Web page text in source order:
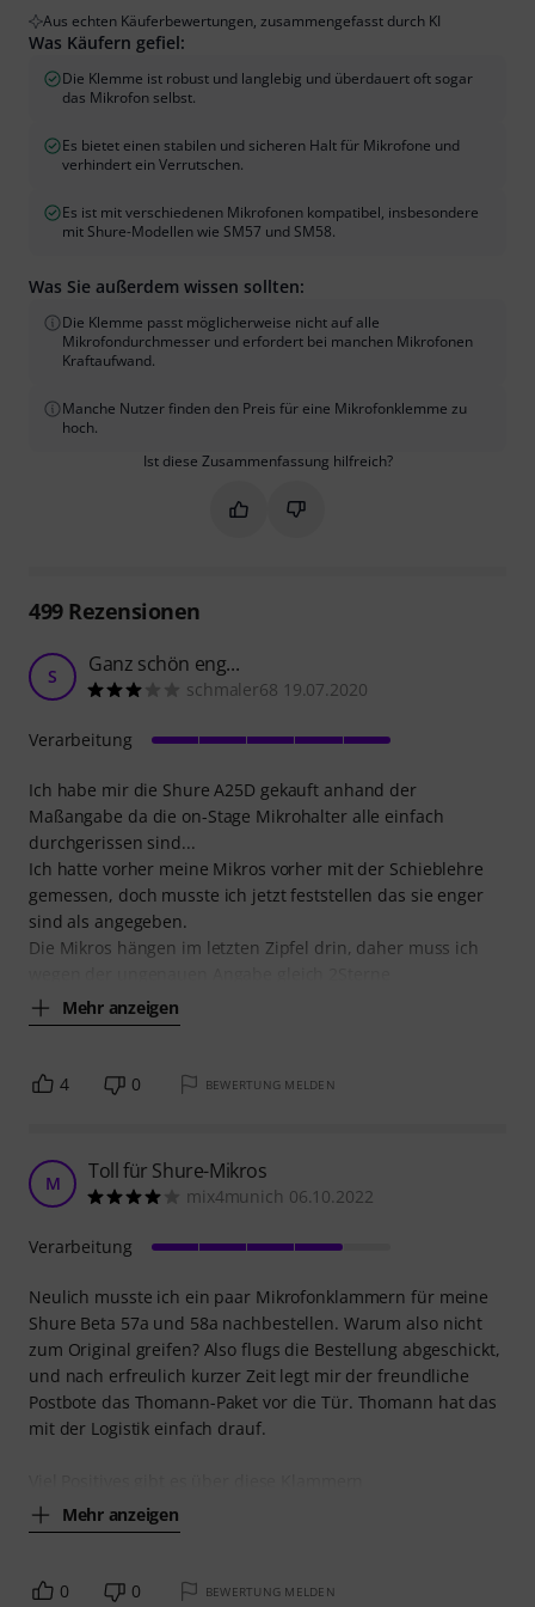
Aus echten Käuferbewertungen, zusammengefasst durch KI
Was Käufern gefiel:
Die Klemme ist robust und langlebig und überdauert oft sogar
das Mikrofon selbst.
Es bietet einen stabilen und sicheren Halt für Mikrofone und
verhindert ein Verrutschen.
Es ist mit verschiedenen Mikrofonen kompatibel, insbesondere
mit Shure-Modellen wie SM57 und SM58.
Was Sie außerdem wissen sollten:
Die Klemme passt möglicherweise nicht auf alle
Mikrofondurchmesser und erfordert bei manchen Mikrofonen
Kraftaufwand.
Manche Nutzer finden den Preis für eine Mikrofonklemme zu
hoch.
Ist diese Zusammenfassung hilfreich?
Markieren Sie diese
Markieren Sie diese
499Rezensionen
S Ganz schön eng...
schmaler68 19.07.2020
Ich habe mir die Shure A25D gekauft anhand der
Maßangabe da die on-Stage Mikrohalter alle einfach
durchgerissen sind...
Ich hatte vorher meine Mikros vorher mit der Schieblehre
gemessen, doch musste ich jetzt feststellen das sie enger
sind als angegeben.
Die Mikros hängen im letzten Zipfel drin, daher muss ich
Mehr anzeigen
Verarbeitung
4 0 BEWERTUNG MELDEN
M Toll für Shure-Mikros
mix4munich 06.10.2022
Neulich musste ich ein paar Mikrofonklammern für meine
Shure Beta 57a und 58a nachbestellen. Warum also nicht
zum Original greifen? Also flugs die Bestellung abgeschickt,
und nach erfreulich kurzer Zeit legt mir der freundliche
Postbote das Thomann-Paket vor die Tür. Thomann hat das
mit der Logistik einfach drauf.
Mehr anzeigen
Verarbeitung
0 0 BEWERTUNG MELDEN